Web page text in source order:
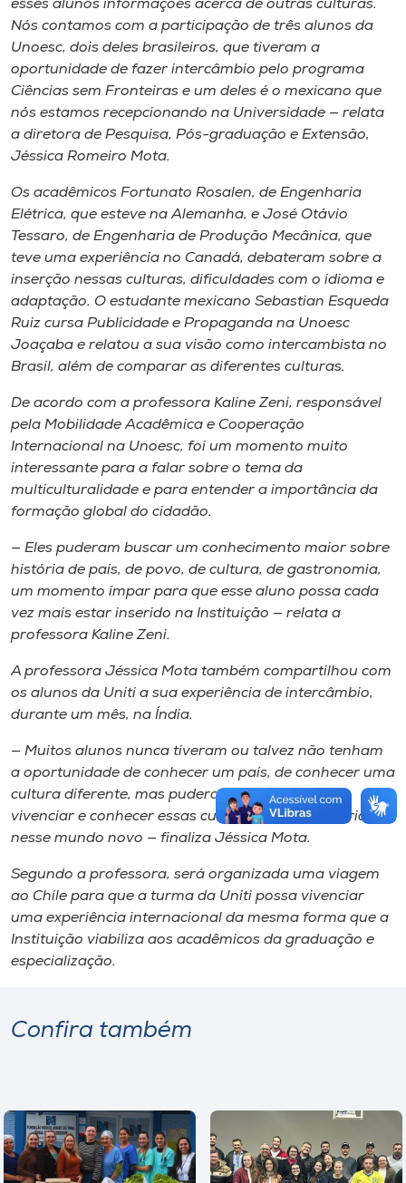
esses alunos informações acerca de outras culturas.
Nós contamos com a participação de três alunos da
Unoesc, dois deles brasileiros, que tiveram a
oportunidade de fazer intercâmbio pelo programa
Ciências sem Fronteiras e um deles é o mexicano que
nós estamos recepcionando na Universidade — relata
a diretora de Pesquisa, Pós-graduação e Extensão,
Jéssica Romeiro Mota.
Os acadêmicos Fortunato Rosalen, de Engenharia
Elétrica, que esteve na Alemanha, e José Otávio
Tessaro, de Engenharia de Produção Mecânica, que
teve uma experiência no Canadá, debateram sobre a
inserção nessas culturas, dificuldades com o idioma e
adaptação. O estudante mexicano Sebastian Esqueda
Ruiz cursa Publicidade e Propaganda na Unoesc
Joaçaba e relatou a sua visão como intercambista no
Brasil, além de comparar as diferentes culturas.
De acordo com a professora Kaline Zeni, responsável
pela Mobilidade Acadêmica e Cooperação
Internacional na Unoesc, foi um momento muito
interessante para a falar sobre o tema da
multiculturalidade e para entender a importância da
formação global do cidadão.
— Eles puderam buscar um conhecimento maior sobre
história de país, de povo, de cultura, de gastronomia,
um momento ímpar para que esse aluno possa cada
vez mais estar inserido na Instituição — relata a
professora Kaline Zeni.
A professora Jéssica Mota também compartilhou com
os alunos da Uniti a sua experiência de intercâmbio,
durante um mês, na Índia.
— Muitos alunos nunca tiveram ou talvez não tenham
a oportunidade de conhecer um país, de conhecer uma
cultura diferente, mas puderam naquela tarde
vivenciar e conhecer essas culturas e serem inseridos
nesse mundo novo — finaliza Jéssica Mota.
Segundo a professora, será organizada uma viagem
ao Chile para que a turma da Uniti possa vivenciar
uma experiência internacional da mesma forma que a
Instituição viabiliza aos acadêmicos da graduação e
especialização.
Confira também